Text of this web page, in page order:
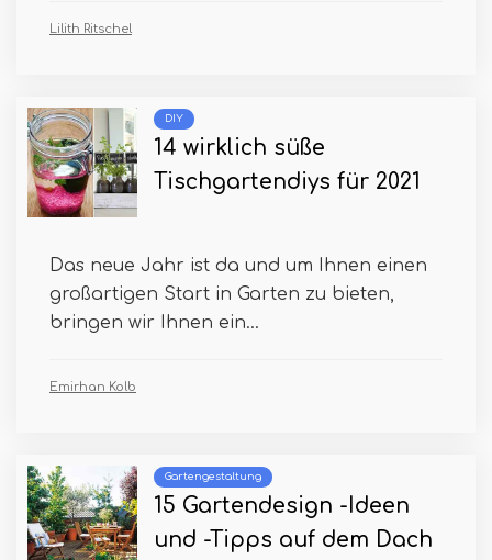
Lilith Ritschel
DIY
14 wirklich süße
Tischgartendiys für 2021
Das neue Jahr ist da und um Ihnen einen
großartigen Start in Garten zu bieten,
bringen wir Ihnen ein...
Emirhan Kolb
Gartengestaltung
15 Gartendesign -Ideen
und -Tipps auf dem Dach